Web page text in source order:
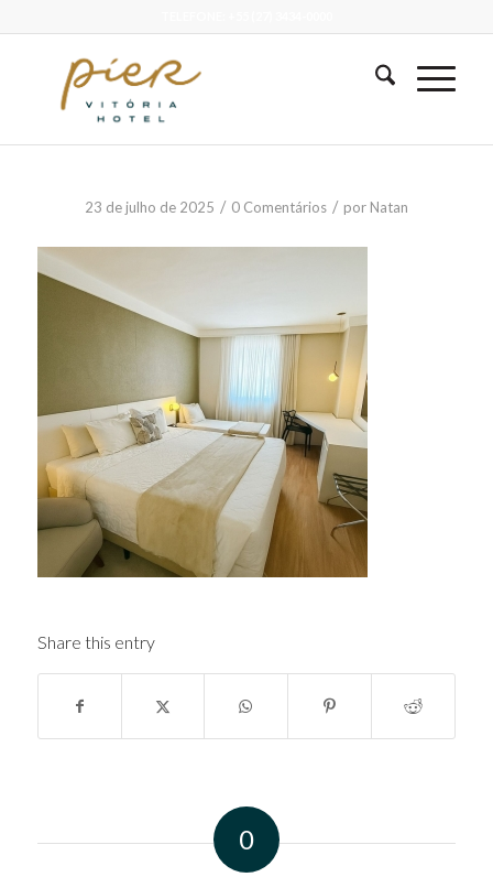
23 de julho de 2025 / 0 Comentários / por Natan
Share this entry
0